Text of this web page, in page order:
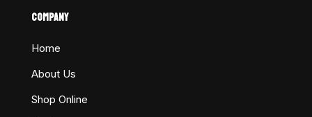
COMPANY
Home
About Us
Shop Online